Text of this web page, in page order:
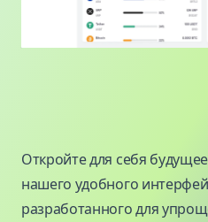
Откройте для себя
нашего удобного
разработанного для